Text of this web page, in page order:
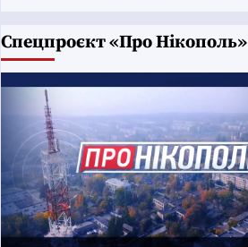
Cпецпроєкт «Про Нікополь»